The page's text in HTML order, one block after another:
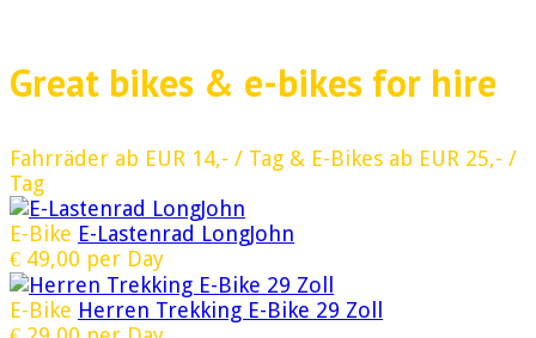
Great bikes & e-bikes for hire
Fahrräder ab EUR 14,- / Tag & E-Bikes ab EUR 25,- /
Tag
E-Bike E-Lastenrad LongJohn
€ 49,00 per Day
E-Bike Herren Trekking E-Bike 29 Zoll